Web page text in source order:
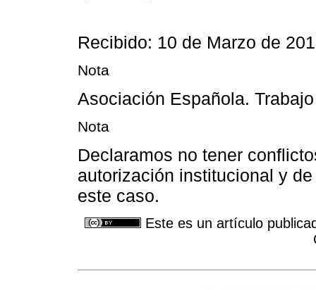
Recibido: 10 de Marzo de
Nota
Asociación Española.
Nota
Declaramos no tener
autorización institucional y
este caso.
Este es un artículo